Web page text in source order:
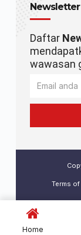
Newsletter
Daftar
wawasan
Terms of
Home